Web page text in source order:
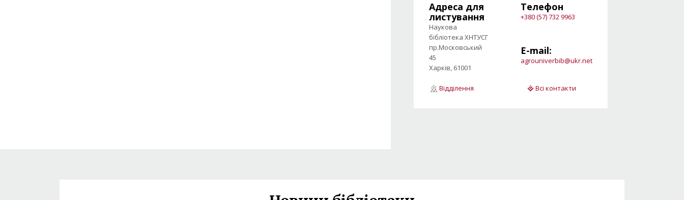
Адреса для
листування
Наукова
бібліотека ХНТУСГ
пр.Московський
45
Харків, 61001
Телефон
+380 (57) 732 9963
E-mail:
agrouniverbib@ukr.net
Відділення Всі контакти